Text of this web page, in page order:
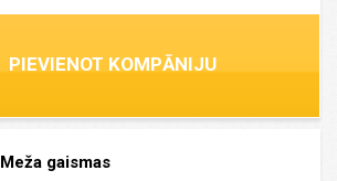
PIEVIENOT KOMPĀNIJU
Meža gaismas